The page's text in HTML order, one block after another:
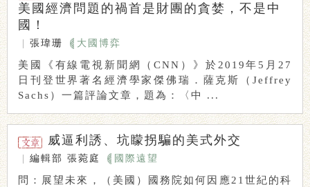
美國經濟問題的禍首是財團的貪婪，不是中
國！
張瑋珊 大國博弈
美國《有線電視新聞網（CNN）》於2019年5月27
日刊登世界著名經濟學家傑佛瑞．薩克斯（Jeffrey
Sachs）一篇評論文章，題為：〈中 ...
威逼利誘、坑矇拐騙的美式外交
編輯部 張菀庭 國際遠望
問：展望未來，（美國）國務院如何因應21世紀的科